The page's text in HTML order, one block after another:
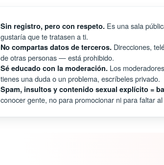
Sin registro, pero con respeto. Es una sala
gustaría que te tratasen a ti.
No compartas datos de terceros. Direcciones,
de otras personas — está prohibido.
Sé educado con la moderación. Los
tienes una duda o un problema, escríbeles privado.
Spam, insultos y contenido sexual explícito =
conocer gente, no para promocionar ni para faltar